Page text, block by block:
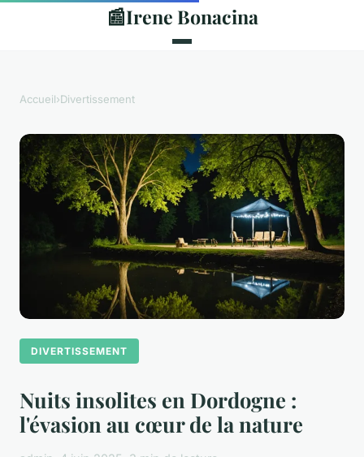
📰Irene Bonacina
Accueil›Divertissement
DIVERTISSEMENT
Nuits insolites en Dordogne :
l'évasion au cœur de la nature